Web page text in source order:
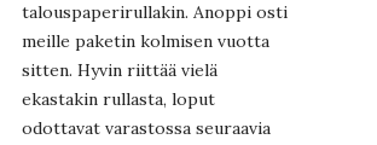
talouspaperirullakin. Anoppi osti
meille paketin kolmisen vuotta
sitten. Hyvin riittää vielä
ekastakin rullasta, loput
odottavat varastossa seuraavia